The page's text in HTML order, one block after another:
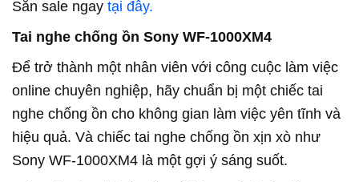
Săn sale ngay tại đây.
Tai nghe chống ồn Sony WF-1000XM4
Để trở thành một nhân viên với công cuộc làm việc
online chuyên nghiệp, hãy chuẩn bị một chiếc tai
nghe chống ồn cho không gian làm việc yên tĩnh và
hiệu quả. Và chiếc tai nghe chống ồn xịn xò như
Sony WF-1000XM4 là một gợi ý sáng suốt.